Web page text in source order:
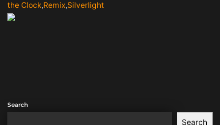
the Clock,Remix,Silverlight
Search
Search